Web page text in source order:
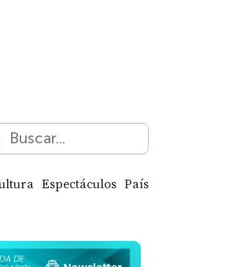
Espectáculos País